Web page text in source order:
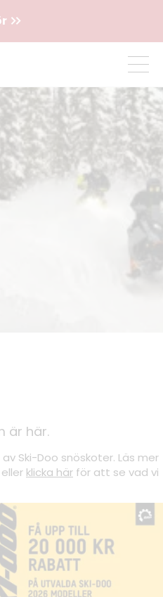
är här.
Ski-Doo snöskoter. Läs mer
klicka här för att se vad vi